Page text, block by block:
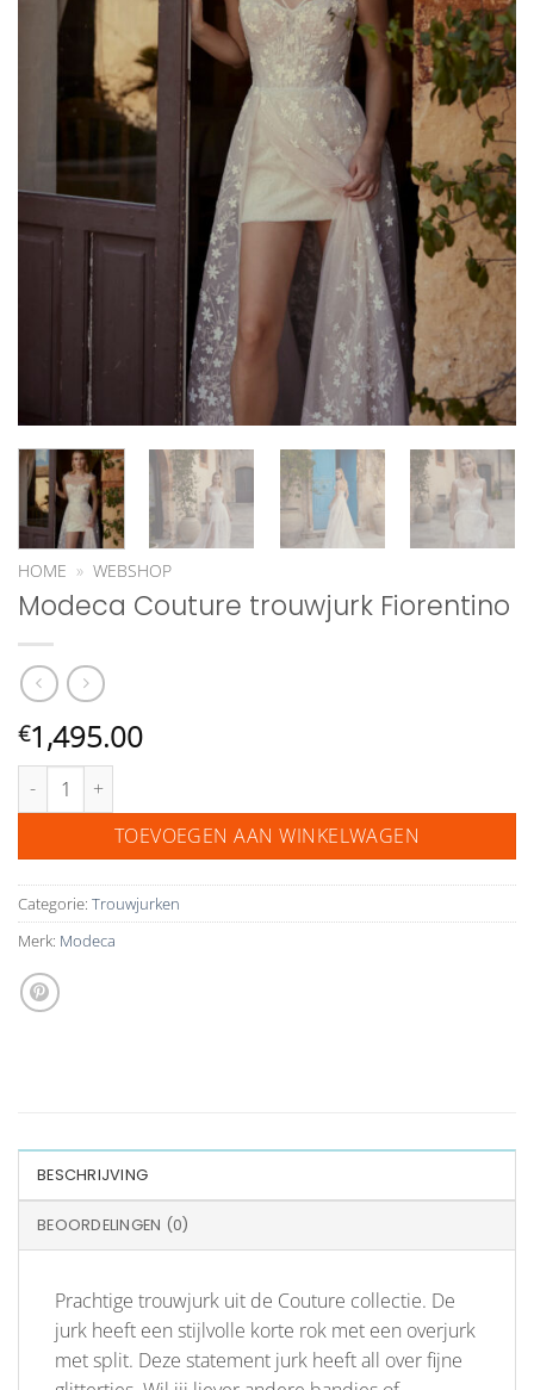
HOME » WEBSHOP
Modeca Couture trouwjurk Fiorentino
€1,495.00
Modeca Couture trouwjurk Fiorentino aantal
TOEVOEGEN AAN WINKELWAGEN
Categorie: Trouwjurken
Merk: Modeca
BESCHRIJVING
BEOORDELINGEN (0)
Prachtige trouwjurk uit de Couture collectie. De
jurk heeft een stijlvolle korte rok met een overjurk
met split. Deze statement jurk heeft all over fijne